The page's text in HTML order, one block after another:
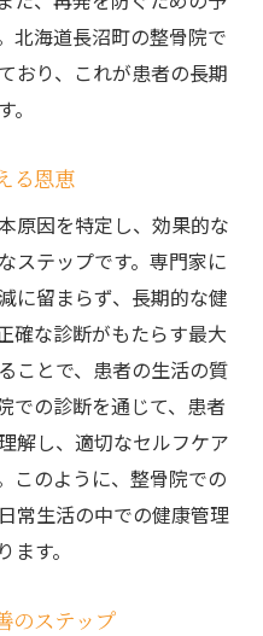
北海道長沼町の整骨院で
おり、これが患者の長期
る恩恵
原因を特定し、効果的な
ステップです。専門家に
に留まらず、長期的な健
確な診断がもたらす最大
ことで、患者の生活の質
での診断を通じて、患者
解し、適切なセルフケア
このように、整骨院での
常生活の中での健康管理
す。
のステップ